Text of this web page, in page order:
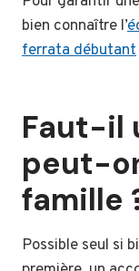
bien connaître l’
ferrata débutant
Faut-il
peut-
famille
Possible seul si